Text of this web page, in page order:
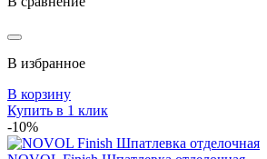
В избранное
В корзину
Купить в 1 клик
-10%